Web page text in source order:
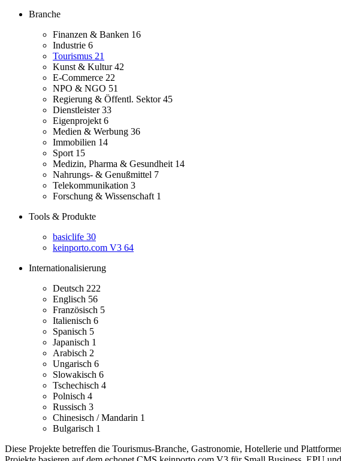
Branche
Finanzen & Banken 16
Industrie 6
Tourismus 21
Kunst & Kultur42
E-Commerce 22
NPO & NGO 51
Regierung & Öffentl. Sektor45
Dienstleister33
Eigenprojekt 6
Medien & Werbung 36
Immobilien 14
Sport 15
Medizin, Pharma & Gesundheit 14
Nahrungs- & Genußmittel 7
Telekommunikation 3
Forschung & Wissenschaft 1
Tools & Produkte
basiclife 30
keinporto.com V3 64
Internationalisierung
Deutsch 222
Englisch 56
Französisch 5
Italienisch 6
Spanisch 5
Japanisch 1
Arabisch 2
Ungarisch 6
Slowakisch 6
Tschechisch 4
Polnisch 4
Russisch 3
Chinesisch / Mandarin 1
Bulgarisch 1
Diese Projekte betreffen die Tourismus-Branche, Gastronomie, Hotellerie und